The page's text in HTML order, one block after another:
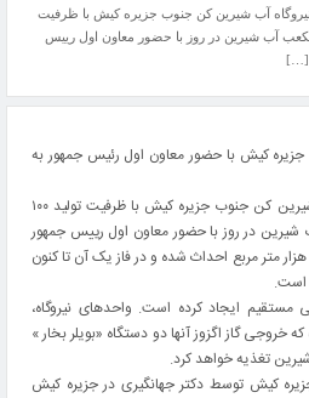
آب شیرین کن جنوب جزیره کیش با ظرفیت
برق و ۲۰ هزار متر مکعب آب شیرین در روز با حضور معاون اول رییس
[…]
کیش با حضور معاون اول رئیس جمهور به
به گزارش خبرنگار مهر، نیروگاه آب شیرین کن جنوب جزیره کیش با ظرفیت تولید ۱۰۰
مکعب آب شیرین در روز با حضور معاون اول رییس جمهور
افتتاح شد.این طرح در مساحت ۵۰ هزار متر مربع احداث شده و در فاز یک آن تا کنون
اشتغال زایی مستقیم ایجاد کرده است. واحدهای نیروگاه،
۳۰ مگاواتی بوده که خروجی گاز اگزوز آنها دو دستگاه «بویلر بخار »
تغذیه خواهد کرد.
کیش توسط دکتر جهانگیری در جزیره کیش